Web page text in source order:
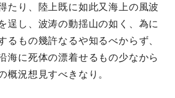
たり、陸上既に如此又海上の風波
逞し、波涛の動揺山の如く、為に
るもの幾許なるや知るべからず、
海に死体の漂着せるもの少なから
概況想見すべきなり。